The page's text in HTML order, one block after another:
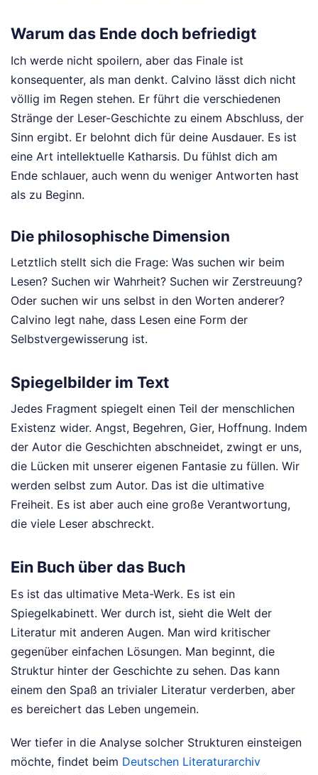
Warum das Ende doch befriedigt
Ich werde nicht spoilern, aber das Finale ist
konsequenter, als man denkt. Calvino lässt dich nicht
völlig im Regen stehen. Er führt die verschiedenen
Stränge der Leser-Geschichte zu einem Abschluss, der
Sinn ergibt. Er belohnt dich für deine Ausdauer. Es ist
eine Art intellektuelle Katharsis. Du fühlst dich am
Ende schlauer, auch wenn du weniger Antworten hast
als zu Beginn.
Die philosophische Dimension
Letztlich stellt sich die Frage: Was suchen wir beim
Lesen? Suchen wir Wahrheit? Suchen wir Zerstreuung?
Oder suchen wir uns selbst in den Worten anderer?
Calvino legt nahe, dass Lesen eine Form der
Selbstvergewisserung ist.
Spiegelbilder im Text
Jedes Fragment spiegelt einen Teil der menschlichen
Existenz wider. Angst, Begehren, Gier, Hoffnung. Indem
der Autor die Geschichten abschneidet, zwingt er uns,
die Lücken mit unserer eigenen Fantasie zu füllen. Wir
werden selbst zum Autor. Das ist die ultimative
Freiheit. Es ist aber auch eine große Verantwortung,
die viele Leser abschreckt.
Ein Buch über das Buch
Es ist das ultimative Meta-Werk. Es ist ein
Spiegelkabinett. Wer durch ist, sieht die Welt der
Literatur mit anderen Augen. Man wird kritischer
gegenüber einfachen Lösungen. Man beginnt, die
Struktur hinter der Geschichte zu sehen. Das kann
einem den Spaß an trivialer Literatur verderben, aber
es bereichert das Leben ungemein.
Wer tiefer in die Analyse solcher Strukturen einsteigen
möchte, findet beim Deutschen Literaturarchiv